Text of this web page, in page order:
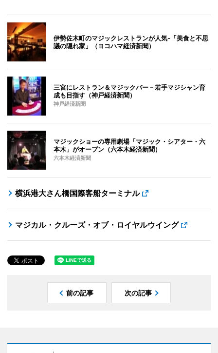
伊勢佐木町のマジックレストランが人気-「美食と不思
議の隠れ家」（ヨコハマ経済新聞）
三宮にレストラン＆マジックバー－若手マジシャン育
成も目指す（神戸経済新聞）
神戸経済新聞
マジックショーの専用劇場「マジック・シアター・六
本木」がオープン（六本木経済新聞）
六本木経済新聞
横浜港大さん橋国際客船ターミナル
マジカル・クルーズ・オブ・ロイヤルウイング
前の記事 次の記事